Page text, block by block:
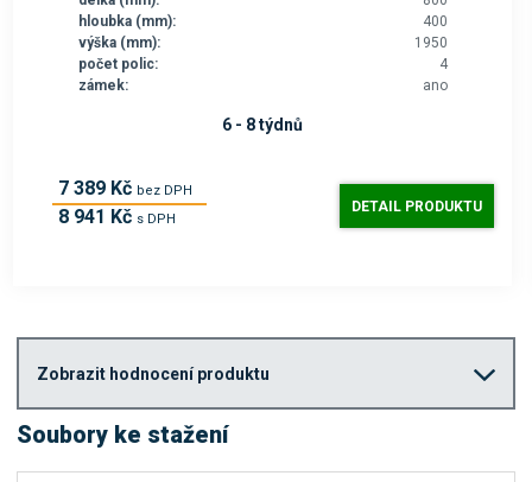
hloubka (mm):
400
výška (mm):
1950
počet polic:
4
zámek:
ano
7 389 Kč bez DPH
8 941 Kč s DPH
6 - 8 týdnů
DETAIL PRODUKTU
Zobrazit hodnocení produktu
Soubory ke stažení